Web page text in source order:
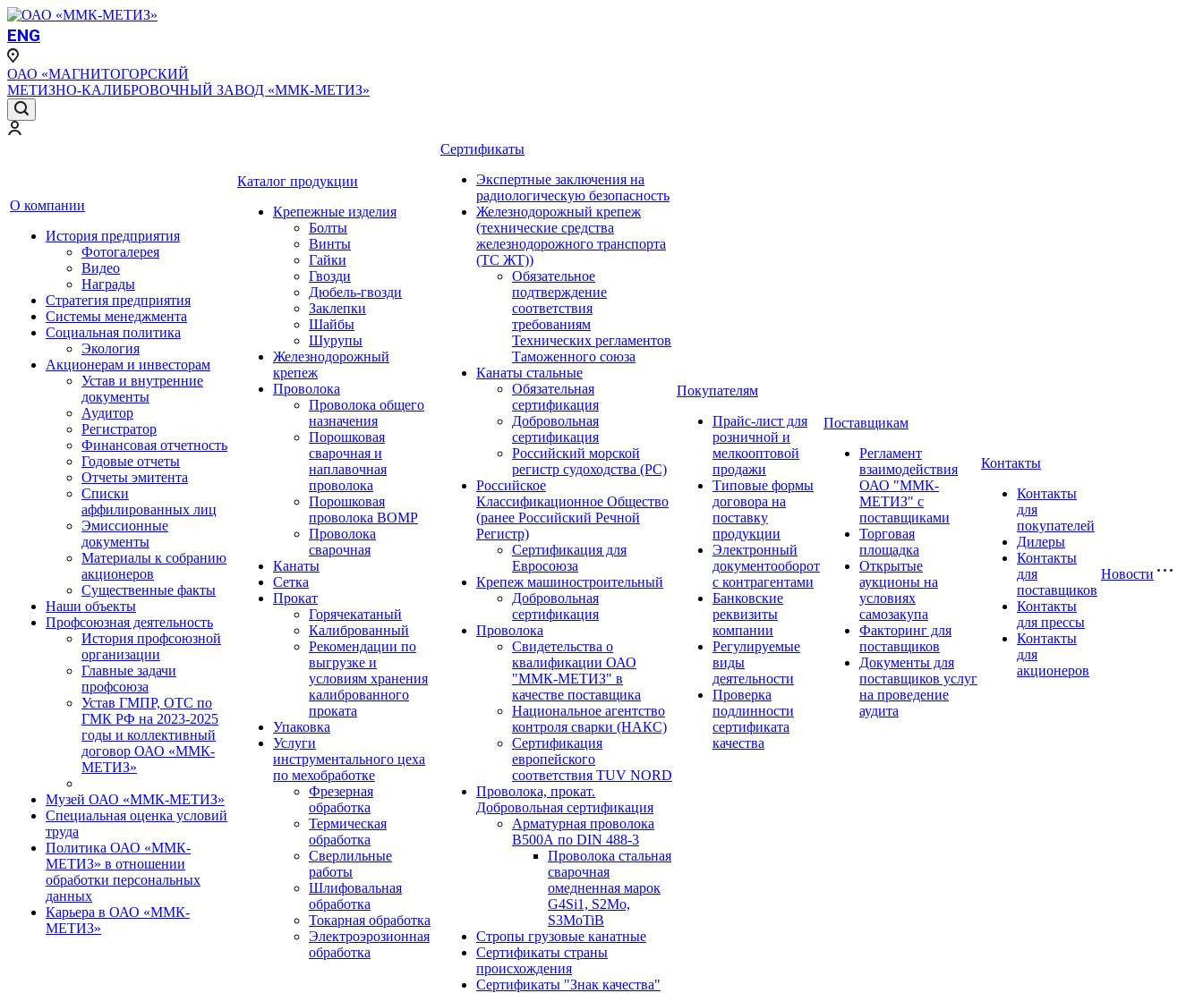
ENG
ОАО «МАГНИТОГОРСКИЙ
МЕТИЗНО-КАЛИБРОВОЧНЫЙ ЗАВОД «ММК-МЕТИЗ»
О компании
История предприятия
Фотогалерея
Видео
Награды
Стратегия предприятия
Системы менеджмента
Социальная политика
Экология
Акционерам и инвесторам
Устав и внутренние
документы
Аудитор
Регистратор
Финансовая отчетность
Годовые отчеты
Отчеты эмитента
Списки
аффилированных лиц
Эмиссионные
документы
Материалы к собранию
акционеров
Существенные факты
Наши объекты
Профсоюзная деятельность
История профсоюзной
организации
Главные задачи
профсоюза
Устав ГМПР, ОТС по
ГМК РФ на 2023-2025
годы и коллективный
договор ОАО «ММК-
МЕТИЗ»
Музей ОАО «ММК-МЕТИЗ»
Специальная оценка условий
труда
Политика ОАО «ММК-
МЕТИЗ» в отношении
обработки персональных
данных
Карьера в ОАО «ММК-
МЕТИЗ»
Каталог продукции
Крепежные изделия
Болты
Винты
Гайки
Гвозди
Дюбель-гвозди
Заклепки
Шайбы
Шурупы
Железнодорожный
крепеж
Проволока
Проволока общего
назначения
Порошковая
сварочная и
наплавочная
проволока
Порошковая
проволока ВОМР
Проволока
сварочная
Канаты
Сетка
Прокат
Горячекатаный
Калиброванный
Рекомендации по
выгрузке и
условиям хранения
калиброванного
проката
Упаковка
Услуги
инструментального цеха
по мехобработке
Фрезерная
обработка
Термическая
обработка
Сверлильные
работы
Шлифовальная
обработка
Токарная обработка
Электроэрозионная
обработка
Сертификаты
Экспертные заключения на
радиологическую безопасность
Железнодорожный крепеж
(технические средства
железнодорожного транспорта
(ТС ЖТ))
Обязательное
подтверждение
соответствия
требованиям
Технических регламентов
Таможенного союза
Канаты стальные
Обязательная
сертификация
Добровольная
сертификация
Российский морской
регистр судоходства (РС)
Российское
Классификационное Общество
(ранее Российский Речной
Регистр)
Сертификация для
Евросоюза
Крепеж машиностроительный
Добровольная
сертификация
Проволока
Свидетельства о
квалификации ОАО
"ММК-МЕТИЗ" в
качестве поставщика
Национальное агентство
контроля сварки (НАКС)
Сертификация
европейского
соответствия TUV NORD
Проволока, прокат.
Добровольная сертификация
Арматурная проволока
В500А по DIN 488-3
Проволока стальная
сварочная
омедненная марок
G4Si1, S2Mo,
S3MoTiB
Стропы грузовые канатные
Сертификаты страны
происхождения
Сертификаты "Знак качества"
Покупателям
Прайс-лист для
розничной и
мелкооптовой
продажи
Типовые формы
договора на
поставку
продукции
Электронный
документооборот
с контрагентами
Банковские
реквизиты
компании
Регулируемые
виды
деятельности
Проверка
подлинности
сертификата
качества
Поставщикам
Регламент
взаимодействия
ОАО "ММК-
МЕТИЗ" с
поставщиками
Торговая
площадка
Открытые
аукционы на
условиях
самозакупа
Факторинг для
поставщиков
Документы для
поставщиков услуг
на проведение
аудита
Контакты
Контакты
для
покупателей
Дилеры
Контакты
для
поставщиков
Контакты
для прессы
Контакты
для
акционеров
Новости